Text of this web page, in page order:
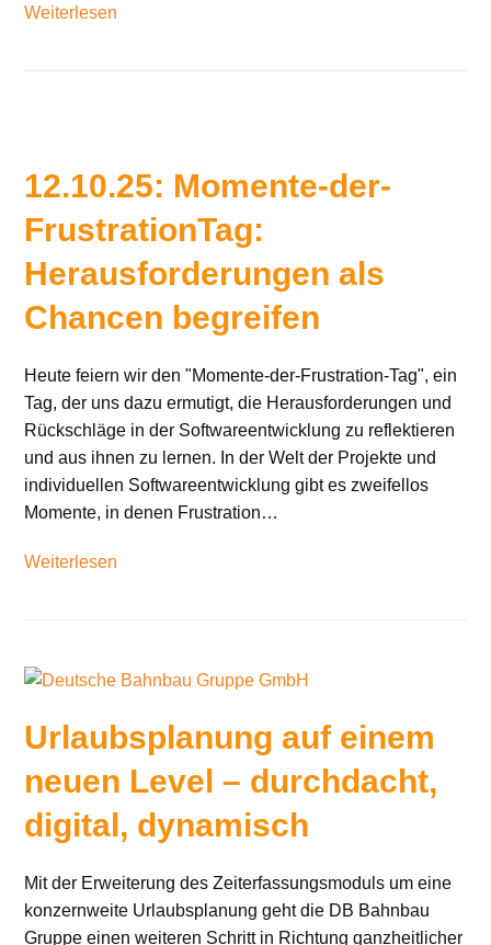
Weiterlesen
12.10.25: Momente-der-
FrustrationTag:
Herausforderungen als
Chancen begreifen
Heute feiern wir den "Momente-der-Frustration-Tag", ein
Tag, der uns dazu ermutigt, die Herausforderungen und
Rückschläge in der Softwareentwicklung zu reflektieren
und aus ihnen zu lernen. In der Welt der Projekte und
individuellen Softwareentwicklung gibt es zweifellos
Momente, in denen Frustration…
Weiterlesen
Urlaubsplanung auf einem
neuen Level – durchdacht,
digital, dynamisch
Mit der Erweiterung des Zeiterfassungsmoduls um eine
konzernweite Urlaubsplanung geht die DB Bahnbau
Gruppe einen weiteren Schritt in Richtung ganzheitlicher